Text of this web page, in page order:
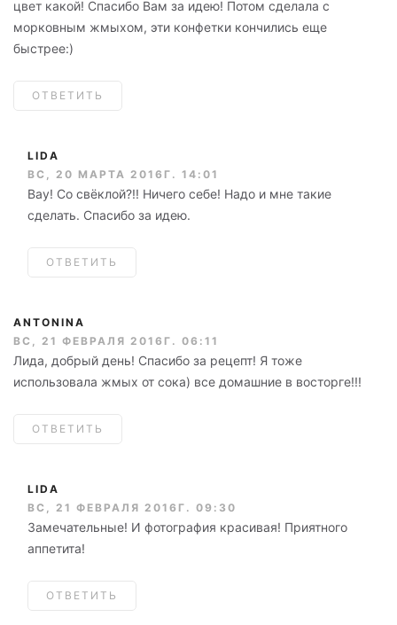
цвет какой! Спасибо Вам за идею! Потом сделала с
морковным жмыхом, эти конфетки кончились еще
быстрее:)
ОТВЕТИТЬ
LIDA
ВС, 20 МАРТА 2016Г. 14:01
Вау! Со свёклой?!! Ничего себе! Надо и мне такие
сделать. Спасибо за идею.
ОТВЕТИТЬ
ANTONINA
ВС, 21 ФЕВРАЛЯ 2016Г. 06:11
Лида, добрый день! Спасибо за рецепт! Я тоже
использовала жмых от сока) все домашние в восторге!!!
ОТВЕТИТЬ
LIDA
ВС, 21 ФЕВРАЛЯ 2016Г. 09:30
Замечательные! И фотография красивая! Приятного
аппетита!
ОТВЕТИТЬ